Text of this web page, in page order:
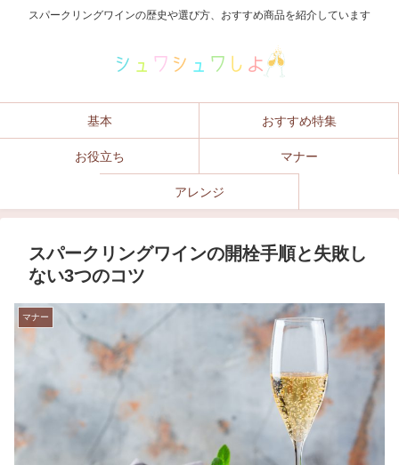
スパークリングワインの歴史や選び方、おすすめ商品を紹介しています
基本 おすすめ特集
お役立ち マナー
アレンジ
スパークリングワインの開栓手順と失敗し
ない3つのコツ
マナー